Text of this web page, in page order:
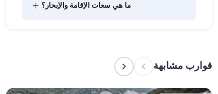
ما هي سعات الإقامة والإبحار؟ +
للإيجارات اليومية، فتنطبق سعة الإبحار.
قوارب مشابهة